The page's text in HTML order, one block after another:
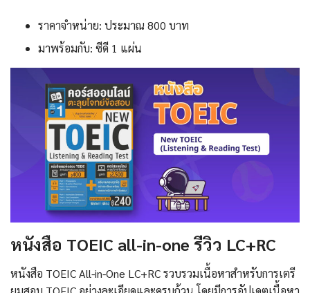
ราคาจำหน่าย: ประมาณ 800 บาท
มาพร้อมกับ: ซีดี 1 แผ่น
หนังสือ TOEIC all-in-one รีวิว LC+RC
หนังสือ TOEIC All-in-One LC+RC รวบรวมเนื้อหาสำหรับการเตรี